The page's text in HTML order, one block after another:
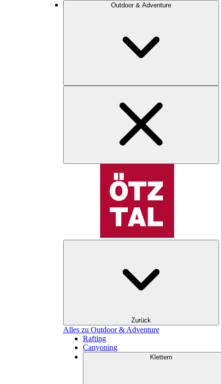
Outdoor & Adventure
Zurück
Alles zu Outdoor & Adventure
Rafting
Canyoning
Klettern